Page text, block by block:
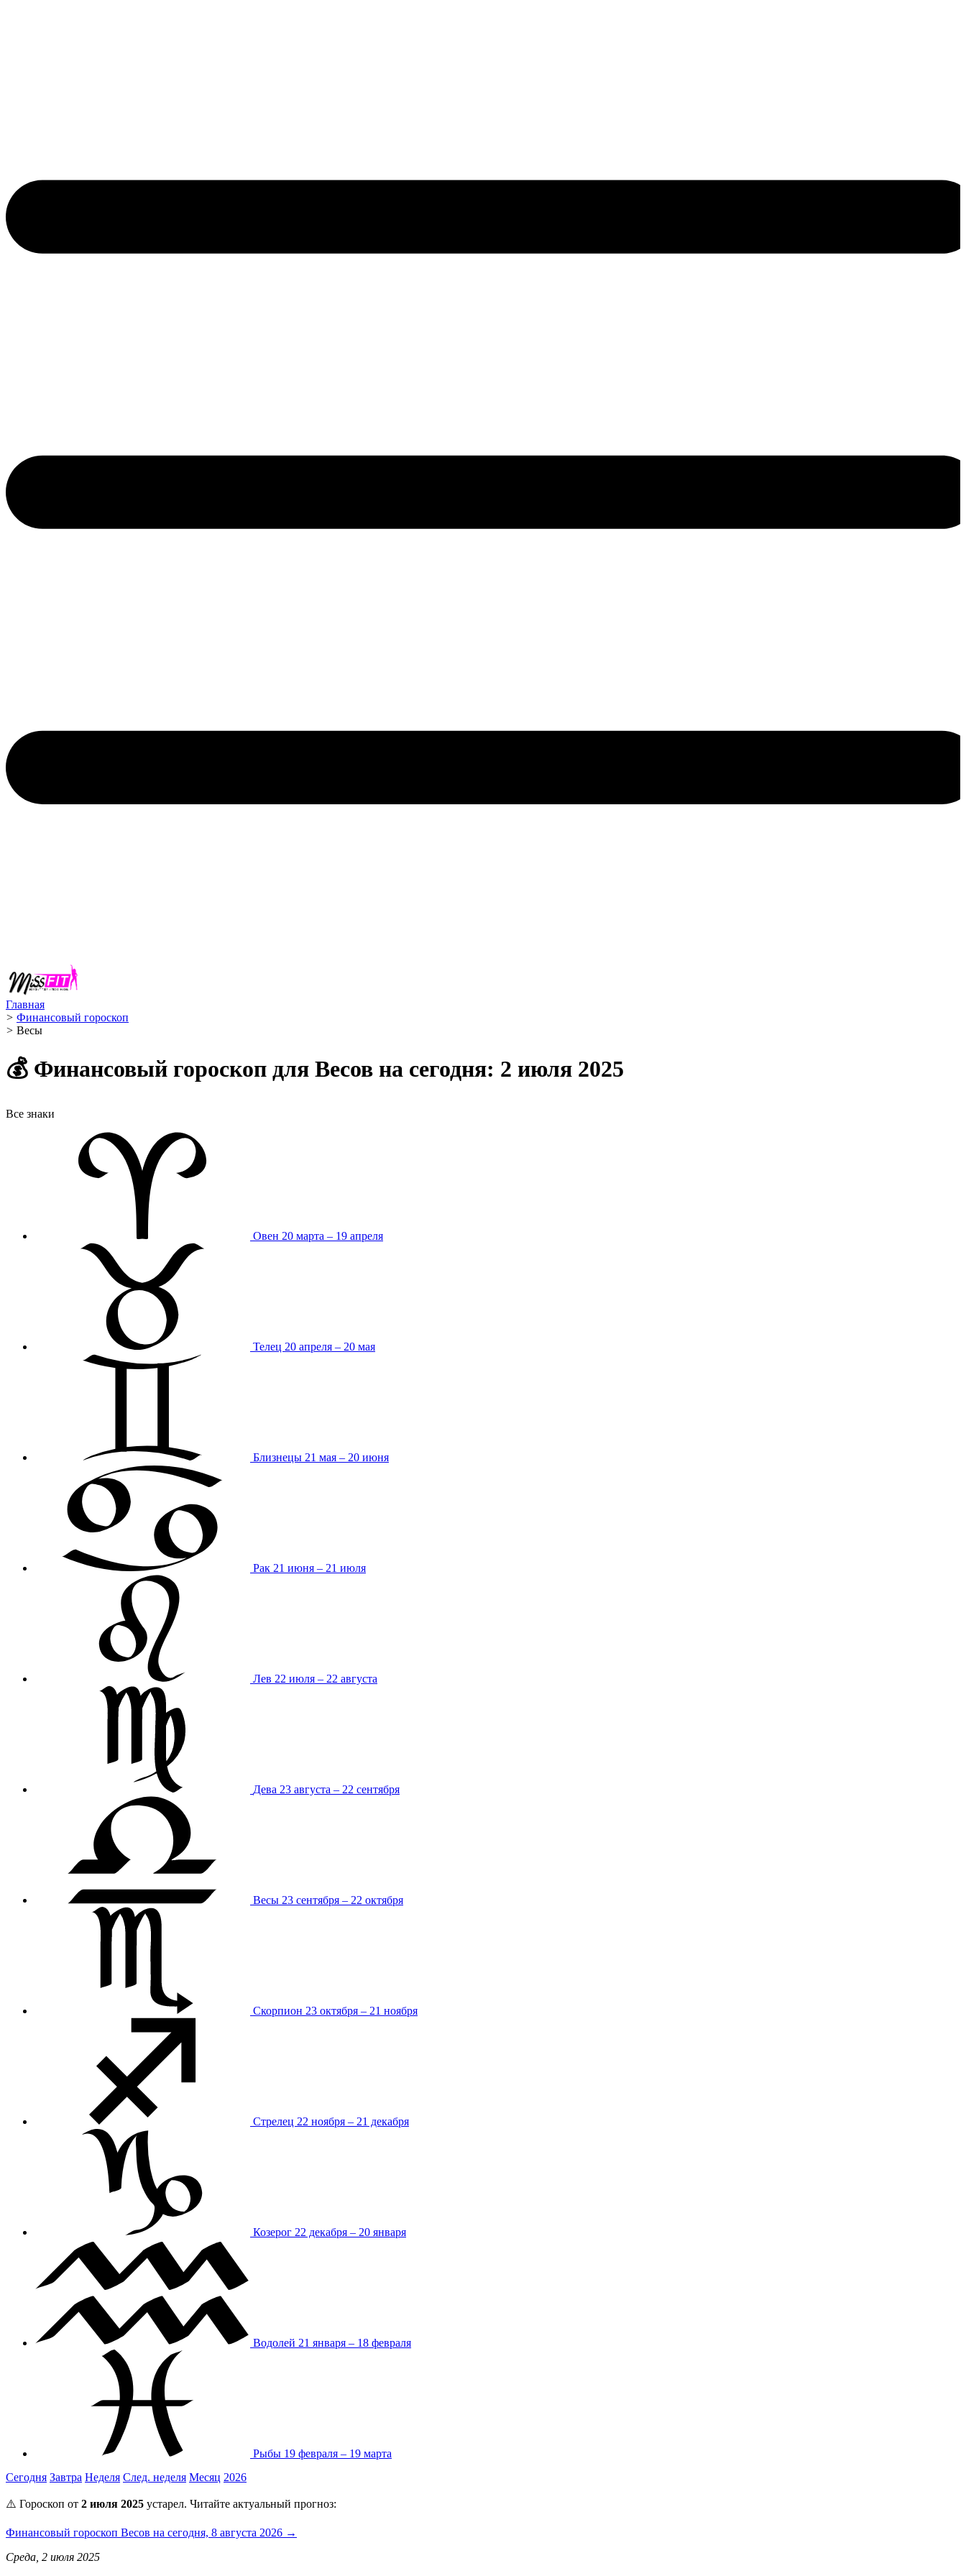
Главная
> Финансовый гороскоп
> Весы ️
💰 Финансовый гороскоп для Весов на сегодня: 2 июля 2025
Все знаки
Овен 20 марта – 19 апреля
Телец 20 апреля – 20 мая
Близнецы 21 мая – 20 июня
Рак 21 июня – 21 июля
Лев 22 июля – 22 августа
Дева 23 августа – 22 сентября
Весы 23 сентября – 22 октября
Скорпион 23 октября – 21 ноября
Стрелец 22 ноября – 21 декабря
Козерог 22 декабря – 20 января
Водолей 21 января – 18 февраля
Рыбы 19 февраля – 19 марта
Сегодня Завтра Неделя След. неделя Месяц 2026
⚠️ Гороскоп от 2 июля 2025 устарел. Читайте актуальный прогноз:
Финансовый гороскоп Весов на сегодня, 8 августа 2026 →
Среда, 2 июля 2025